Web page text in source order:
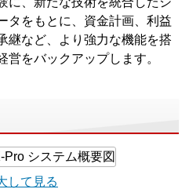
タをもとに、資金計画、利益
継など、より強力な機能を搭
営をバックアップします。
して見る